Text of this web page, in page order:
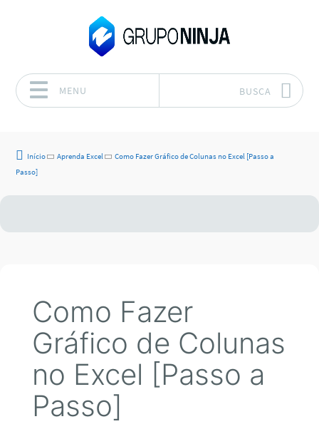
MENU BUSCA
Início Aprenda Excel
Como Fazer Gráfico de Colunas no Excel [Passo a
Passo]
Como Fazer
Gráfico de Colunas
no Excel [Passo a
Passo]